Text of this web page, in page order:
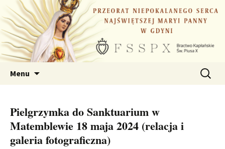
Przejdź
do
treści
Menu Szukaj:
Pielgrzymka do Sanktuarium w
Matemblewie 18 maja 2024 (relacja i
galeria fotograficzna)